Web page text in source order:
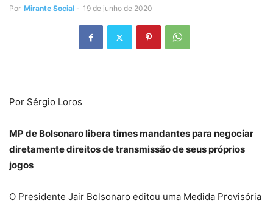
Por Mirante Social - 19 de junho de 2020
Por Sérgio Loros
MP de Bolsonaro libera times mandantes para negociar
diretamente direitos de transmissão de seus próprios
jogos
O Presidente Jair Bolsonaro editou uma Medida Provisória